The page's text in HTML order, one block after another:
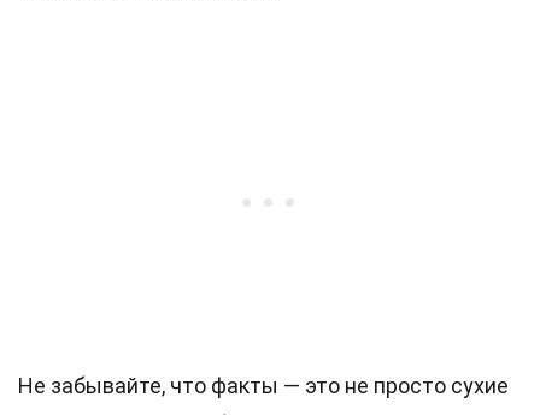
Не забывайте, что факты — это не просто сухие